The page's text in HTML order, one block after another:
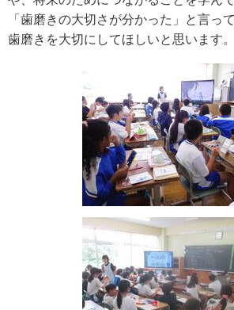
「歯磨きの大切さが分かった」と言っ
歯磨きを大切にしてほしいと思います。